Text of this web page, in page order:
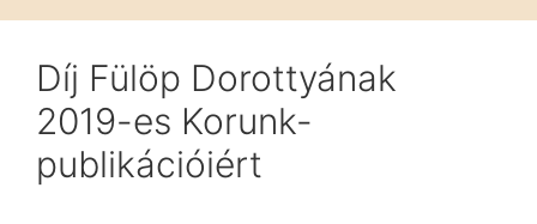
Díj Fülöp Dorottyának
2019-es Korunk-
publikációiért